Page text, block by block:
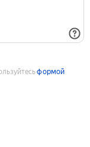
формой